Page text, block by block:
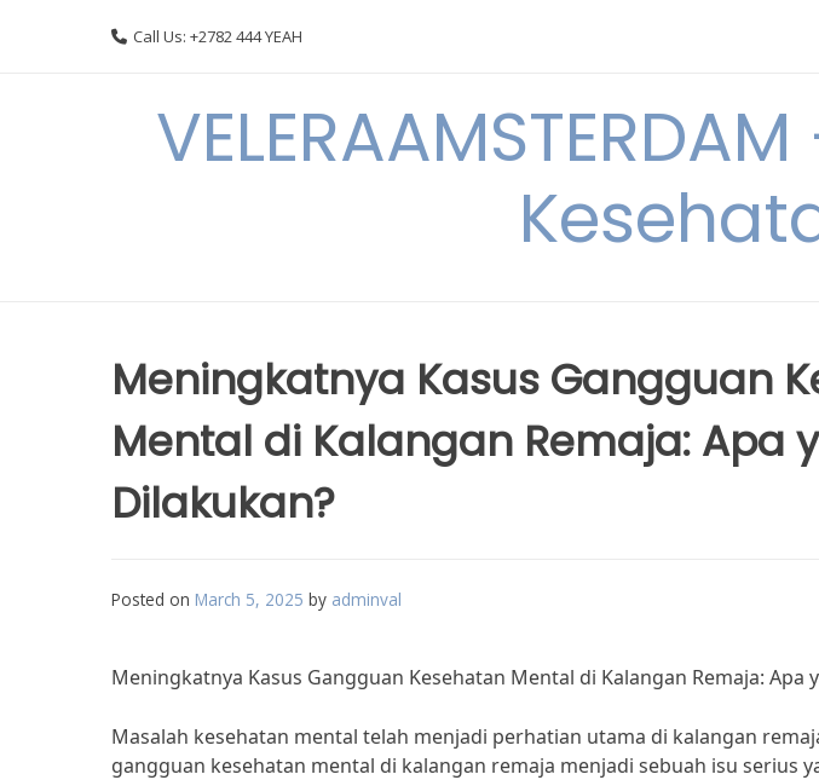
Call Us: +2782 444 YEAH
Meningkatnya Kasus Gangguan
Mental di Kalangan Remaja: Apa
Dilakukan?
Posted on March 5, 2025 by adminval
Meningkatnya Kasus Gangguan Kesehatan Mental di Kalangan Remaja: Apa
Masalah kesehatan mental telah menjadi perhatian utama di kalangan
gangguan kesehatan mental di kalangan remaja menjadi sebuah isu serius